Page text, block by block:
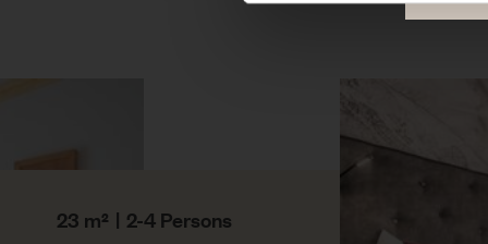
23 m² | 2-4 Persons